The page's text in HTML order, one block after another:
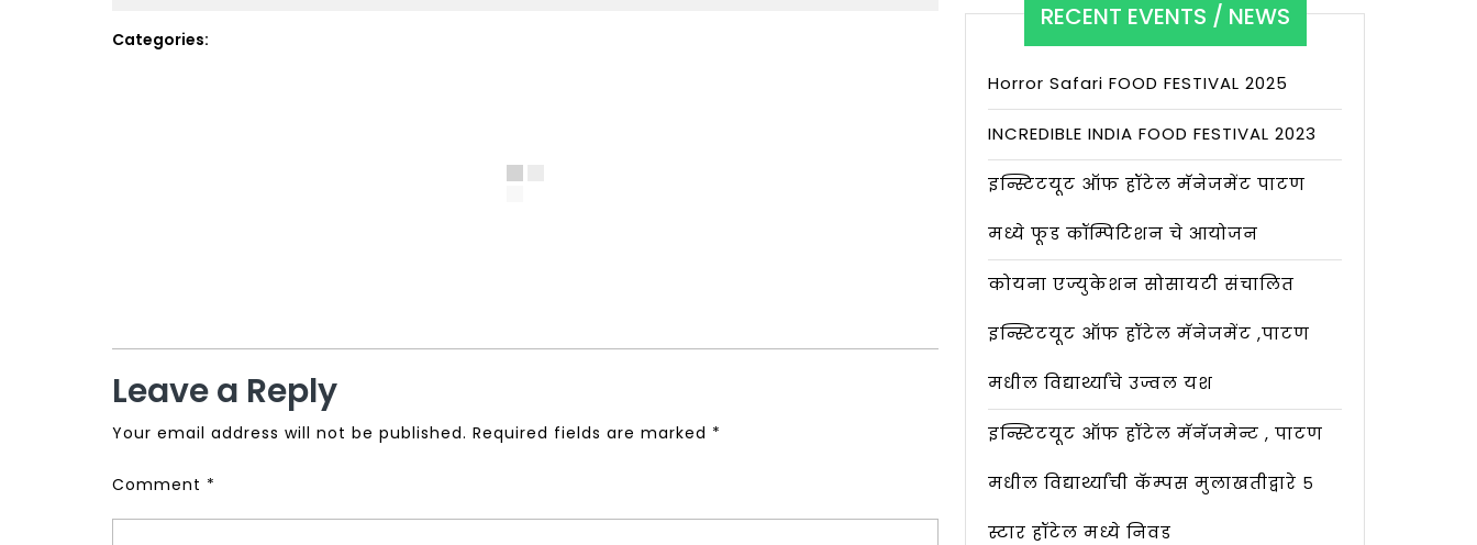
Categories:
Leave a Reply
Your email address will not be published. Required fields are marked *
Comment *
RECENT EVENTS / NEWS
Horror Safari FOOD FESTIVAL 2025
INCREDIBLE INDIA FOOD FESTIVAL 2023
इन्स्टिटयूट ऑफ हॉटेल मॅनेजमेंट पाटण
मध्ये फूड कॉम्पिटिशन चे आयोजन
कोयना एज्युकेशन सोसायटी संचालित
इन्स्टिटयूट ऑफ हॉटेल मॅनेजमेंट ,पाटण
मधील विद्यार्थ्यांचे उज्वल यश
इन्स्टिटयूट ऑफ हॉटेल मॅनॅजमेन्ट , पाटण
मधील विद्यार्थ्यांची कॅम्पस मुलाखतीद्वारे ५
स्टार हॉटेल मध्ये निवड